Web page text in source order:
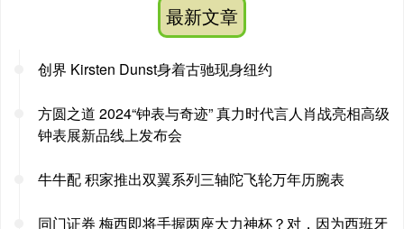
最新文章
创界 Kirsten Dunst身着古驰现身纽约
方圆之道 2024“钟表与奇迹” 真力时代言人肖战亮相高级
钟表展新品线上发布会
牛牛配 积家推出双翼系列三轴陀飞轮万年历腕表
同门证券 梅西即将手握两座大力神杯？对，因为西班牙